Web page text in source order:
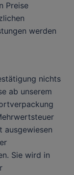
Preise
werden
nichts
ab unserem
ausgewiesen
Sie wird in